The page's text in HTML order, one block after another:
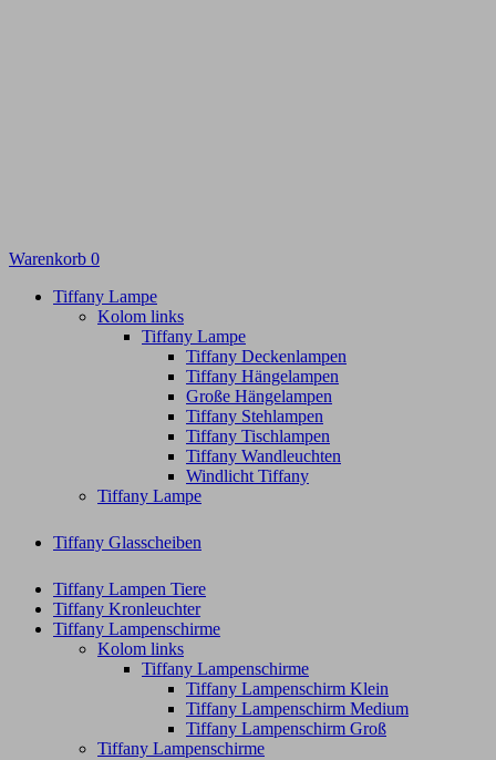
Warenkorb 0
Tiffany Lampe
Kolom links
Tiffany Lampe
Tiffany Deckenlampen
Tiffany Hängelampen
Große Hängelampen
Tiffany Stehlampen
Tiffany Tischlampen
Tiffany Wandleuchten
Windlicht Tiffany
Tiffany Lampe
Tiffany Glasscheiben
Tiffany Lampen Tiere
Tiffany Kronleuchter
Tiffany Lampenschirme
Kolom links
Tiffany Lampenschirme
Tiffany Lampenschirm Klein​
Tiffany Lampenschirm Medium
Tiffany Lampenschirm Groß​
Tiffany Lampenschirme